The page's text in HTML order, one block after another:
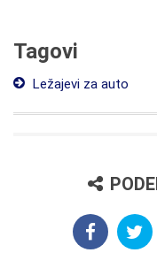
Tagovi
Ležajevi za auto